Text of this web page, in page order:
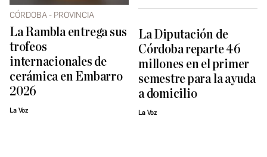
CÓRDOBA - PROVINCIA
La Rambla entrega sus
trofeos
internacionales de
cerámica en Embarro
2026
La Voz
La Diputación de
Córdoba reparte 46
millones en el primer
semestre para la ayuda
a domicilio
La Voz